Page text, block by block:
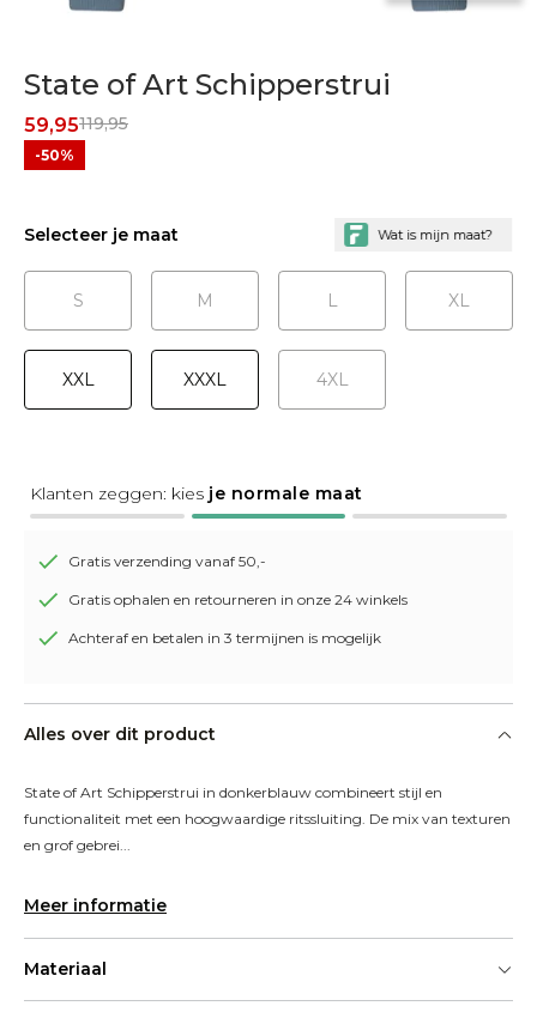
State of Art Schipperstrui
119,95
59,95
-50%
Selecteer je maat
S M L XL
XXL XXXL 4XL
Klanten zeggen: kies je normale maat
Gratis verzending vanaf 50,-
Gratis ophalen en retourneren in onze 24 winkels
Achteraf en betalen in 3 termijnen is mogelijk
Alles over dit product
State of Art Schipperstrui in donkerblauw combineert stijl en
functionaliteit met een hoogwaardige ritssluiting. De mix van texturen
en grof gebrei...
Meer informatie
Materiaal